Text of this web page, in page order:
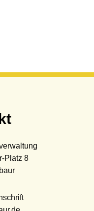
Platz 8